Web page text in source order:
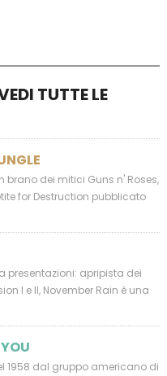
TUTTE LE
brano dei mitici Guns n' Roses,
for Destruction pubblicato
presentazioni: apripista dei
I e II, November Rain è una
1958 dal gruppo americano di